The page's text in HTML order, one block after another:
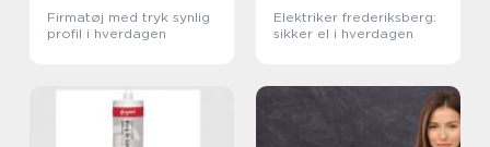
Firmatøj med tryk synlig
profil i hverdagen
Elektriker frederiksberg:
sikker el i hverdagen